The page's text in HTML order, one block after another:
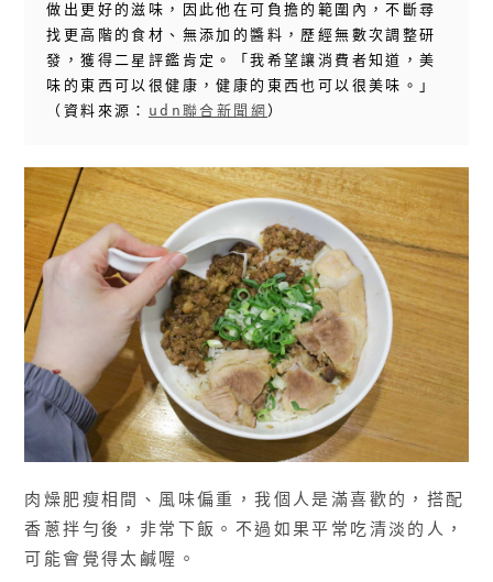
做出更好的滋味，因此他在可負擔的範圍內，不斷尋
找更高階的食材、無添加的醬料，歷經無數次調整研
發，獲得二星評鑑肯定。「我希望讓消費者知道，美
味的東西可以很健康，健康的東西也可以很美味。」
（資料來源： udn聯合新聞網 ）
肉燥肥瘦相間、風味偏重，我個人是滿喜歡的，搭配
香蔥拌勻後，非常下飯。不過如果平常吃清淡的人，
可能會覺得太鹹喔。